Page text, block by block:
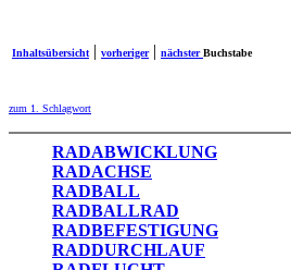
Inhaltsübersicht | vorheriger| nächsterBuchstabe
zum 1. Schlagwort
RADABWICKLUNG
RADACHSE
RADBALL
RADBALLRAD
RADBEFESTIGUNG
RADDURCHLAUF